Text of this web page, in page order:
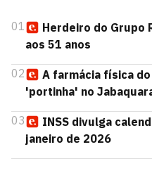
01
Herdeiro do Grupo
aos 51 anos
02
A farmácia física
'portinha' no
03
INSS divulga
janeiro de 2026